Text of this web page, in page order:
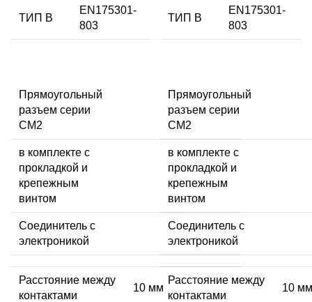
ТИП В
EN175301-
803
Прямоугольный
разъем серии
CM2
в комплекте с
прокладкой и
крепежным
винтом
Соединитель с
электроникой
Расстояние между
контактами
10 мм
ТИП В
EN175301-
803
Прямоугольный
разъем серии
CM2
в комплекте с
прокладкой и
крепежным
винтом
Соединитель с
электроникой
Расстояние между
контактами
10 мм